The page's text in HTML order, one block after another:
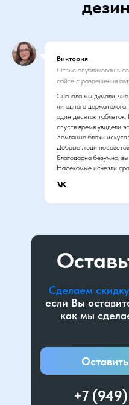
Виктория
Отзыв опубликован в
сайте с разрешения
Сначала мы думали,
ни одного
один десяток
спустя время увидели
Земляные блохи
Добрые люди
Благодарна безумно,
Насекомые исчезли
Сделаем
если Вы
как мы
+7